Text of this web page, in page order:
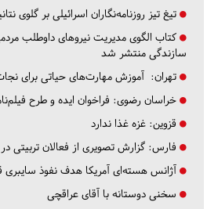
تیغ تیز روزنامه‌نگاران اسرائیلی بر گلوی
کتاب الگوی مدیریت نیروهای داوطلب
سازندگی منتشر شد
تهران: آموزش مهارت‌های حیاتی برای
خراسان رضوی: فراخوان ایده و طرح
قزوین: غزه غذا ندارد
فارس: گزارش تصویری از فعالان تربیتی در
آژانس هسته‌ای آمریکا هدف نفوذ سایبری
سخنی دوستانه با آقای عراقچی